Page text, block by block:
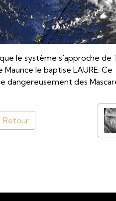
le système s'approche de
le baptise LAURE. Ce
dangereusement des
Retour